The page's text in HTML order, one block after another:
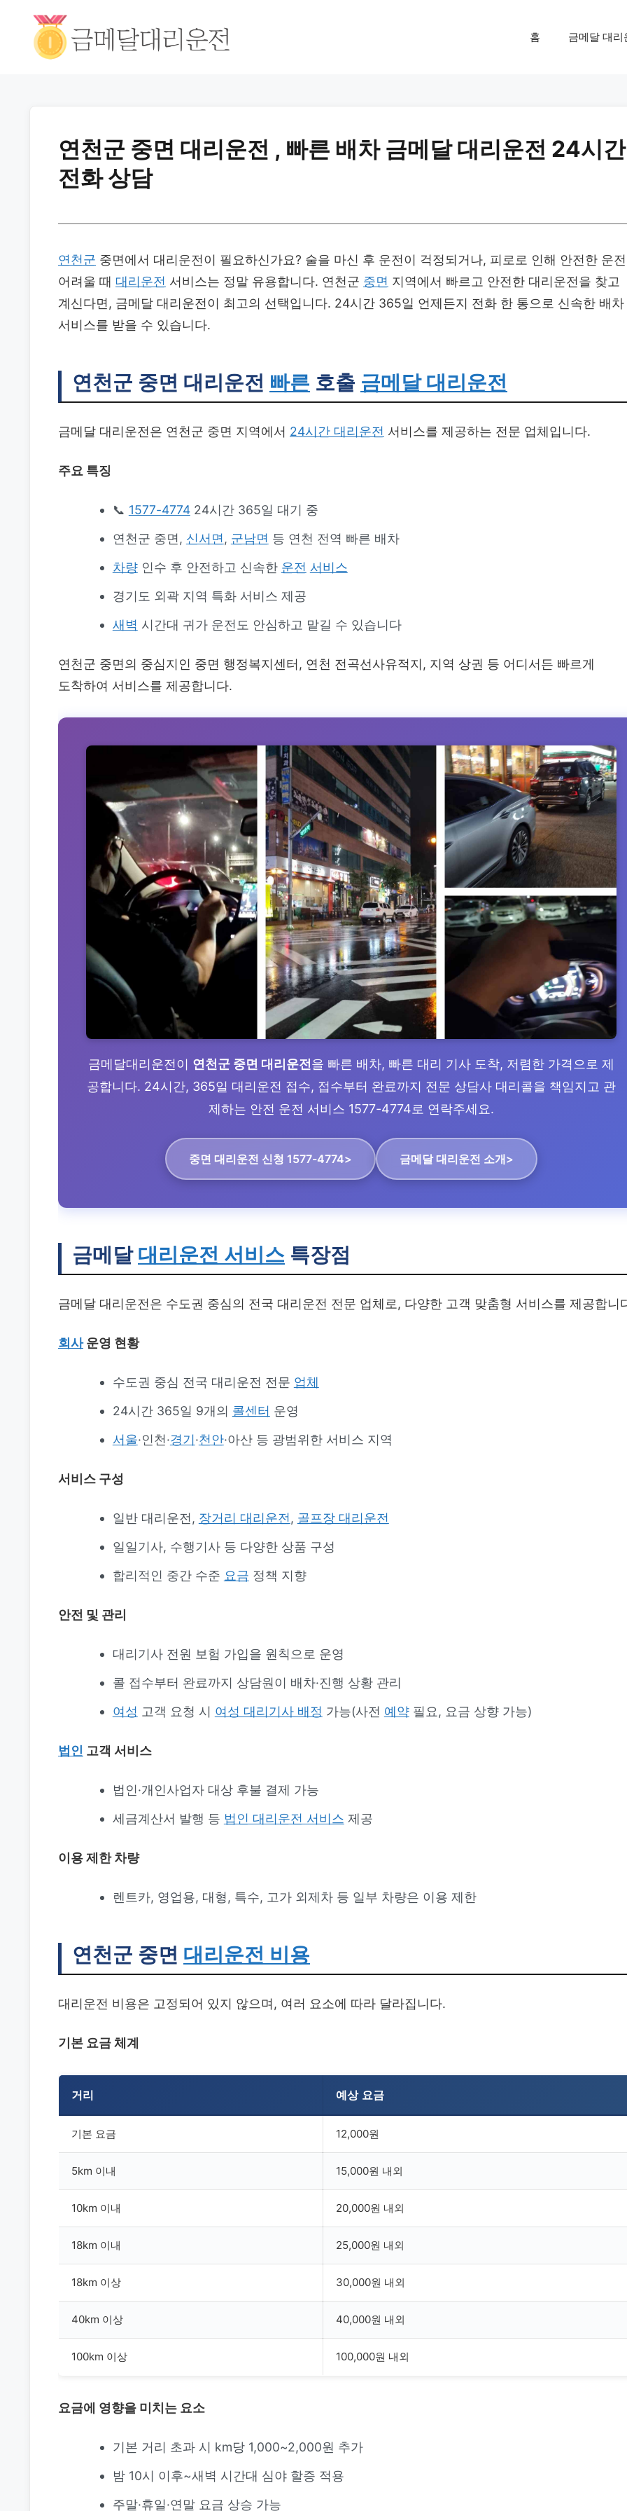
홈 금메달 대리
연천군 중면 대리운전 , 빠른 배차 금메달 대리운전 24시간
전화 상담
연천군 중면에서 대리운전이 필요하신가요? 술을 마신 후 운전이 걱정되거나, 피로로 인해 안전한 운
어려울 때 대리운전 서비스는 정말 유용합니다. 연천군 중면 지역에서 빠르고 안전한 대리운전을 찾고
계신다면, 금메달 대리운전이 최고의 선택입니다. 24시간 365일 언제든지 전화 한 통으로 신속한 배차
서비스를 받을 수 있습니다.
연천군 중면 대리운전 빠른 호출 금메달 대리운전
금메달 대리운전은 연천군 중면 지역에서 24시간 대리운전 서비스를 제공하는 전문 업체입니다.
주요 특징
📞 1577-477424시간 365일 대기 중
연천군 중면, 신서면 , 군남면 등 연천 전역 빠른 배차
차량인수 후 안전하고 신속한 운전 서비스
경기도 외곽 지역 특화 서비스 제공
새벽 시간대 귀가 운전도 안심하고 맡길 수 있습니다
연천군 중면의 중심지인 중면 행정복지센터, 연천 전곡선사유적지, 지역 상권 등 어디서든 빠르게
도착하여 서비스를 제공합니다.
금메달대리운전이 연천군 중면 대리운전 을 빠른 배차, 빠른 대리 기사 도착, 저렴한 가격으로 제
공합니다. 24시간, 365일 대리운전 접수, 접수부터 완료까지 전문 상담사 대리콜을 책임지고 관
제하는 안전 운전 서비스 1577-4774로 연락주세요.
중면 대리운전 신청 1577-4774> 금메달 대리운전 소개>
금메달 대리운전 서비스 특장점
금메달 대리운전은 수도권 중심의 전국 대리운전 전문 업체로, 다양한 고객 맞춤형 서비스를 제공합니
회사운영 현황
수도권 중심 전국 대리운전 전문 업체
24시간 365일 9개의 콜센터 운영
서울·인천·경기·천안·아산 등 광범위한 서비스 지역
서비스 구성
일반 대리운전, 장거리 대리운전 , 골프장 대리운전
일일기사, 수행기사 등 다양한 상품 구성
합리적인 중간 수준 요금 정책 지향
안전 및 관리
대리기사 전원 보험 가입을 원칙으로 운영
콜 접수부터 완료까지 상담원이 배차·진행 상황 관리
여성 고객 요청 시 여성 대리기사 배정 가능(사전 예약필요, 요금 상향 가능)
법인 고객 서비스
법인·개인사업자 대상 후불 결제 가능
세금계산서 발행 등 법인 대리운전 서비스 제공
이용 제한 차량
렌트카, 영업용, 대형, 특수, 고가 외제차 등 일부 차량은 이용 제한
연천군 중면 대리운전 비용
대리운전 비용은 고정되어 있지 않으며, 여러 요소에 따라 달라집니다.
기본 요금 체계
거리 예상 요금
기본 요금 12,000원
5km 이내 15,000원 내외
10km 이내 20,000원 내외
18km 이내 25,000원 내외
18km 이상 30,000원 내외
40km 이상 40,000원 내외
100km 이상 100,000원 내외
요금에 영향을 미치는 요소
기본 거리 초과 시 km당 1,000~2,000원 추가
밤 10시 이후~새벽 시간대 심야 할증 적용
주말·휴일·연말 요금 상승 가능